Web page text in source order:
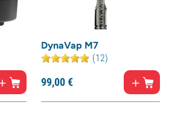
DynaVap M7
(12)
99,00€